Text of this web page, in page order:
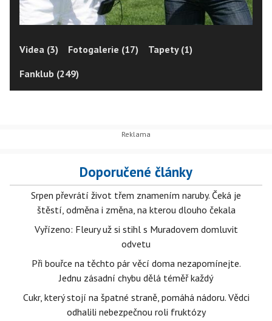
Videa (3) Fotogalerie (17)
Tapety (1)
Fanklub (249)
Doporučené články
Srpen převrátí život třem znamením naruby. Čeká je
štěstí, odměna i změna, na kterou dlouho čekala
Vyřízeno: Fleury už si stihl s Muradovem domluvit
odvetu
Při bouřce na těchto pár věcí doma nezapomínejte.
Jednu zásadní chybu dělá téměř každý
Cukr, který stojí na špatné straně, pomáhá nádoru. Vědci
odhalili nebezpečnou roli fruktózy